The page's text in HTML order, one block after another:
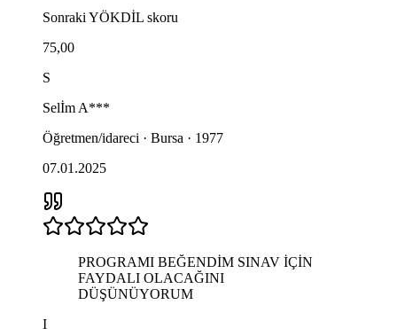
Sonraki YÖKDİL skoru
75,00
S
Selİm A***
Öğretmen/idareci · Bursa · 1977
07.01.2025
PROGRAMI BEĞENDİM SINAV İÇİN
FAYDALI OLACAĞINI
DÜŞÜNÜYORUM
I